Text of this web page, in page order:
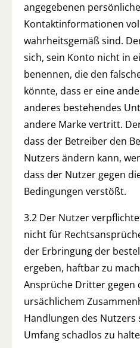
angegebenen
Kontaktinformationen
wahrheitsgemäß sind.
sich, sein Konto nicht in
benennen, die den
könnte, dass er eine
anderes bestehendes
andere Marke vertritt.
dass der Betreiber den
Nutzers ändern kann,
dass der Nutzer gegen
Bedingungen verstößt.
3.2 Der Nutzer
nicht für
der Erbringung der
ergeben, haftbar zu
Ansprüche Dritter gegen
ursächlichem
Handlungen des Nutzers
Umfang schadlos zu